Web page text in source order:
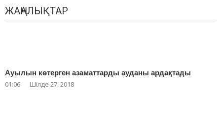
ЖАҢАЛЫҚТАР
Ауылын көтерген азаматтарды ауданы ардақтады
01:06 Шілде 27, 2018